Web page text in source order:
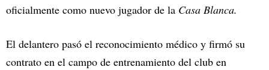
oficialmente como nuevo jugador de la Casa Blanca.
El delantero pasó el reconocimiento médico y firmó su
contrato en el campo de entrenamiento del club en